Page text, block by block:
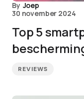
By Joep
30 november 2024
Top 5
REVIEWS